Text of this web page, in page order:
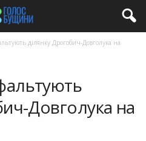
ділянку Дрогобич-Довголука на
Довголука на